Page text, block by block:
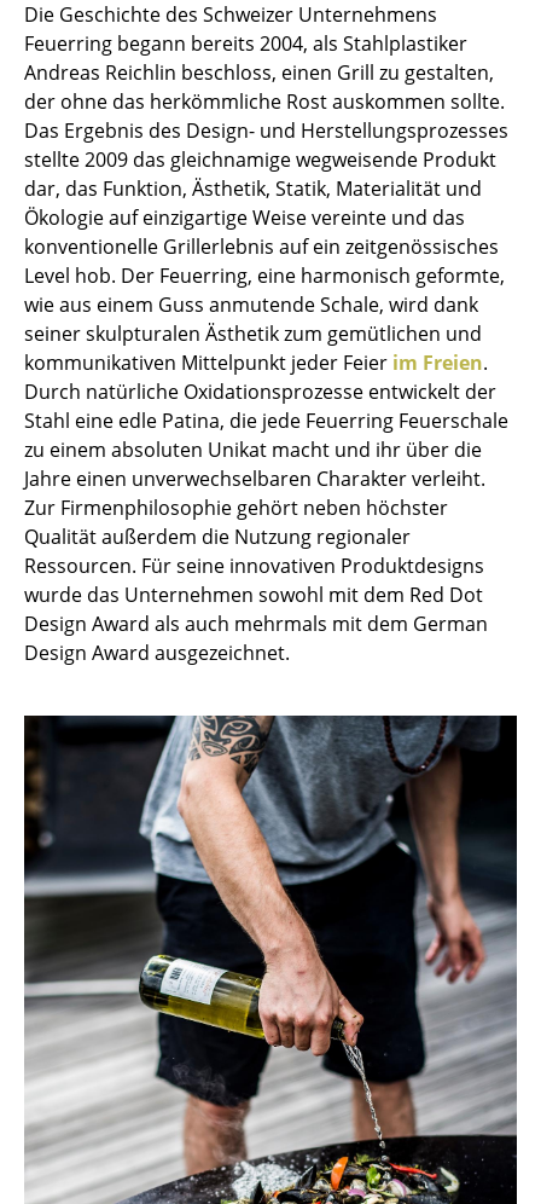
Einzelteile
... alle Sitzmöbel
Tische
Esstische
Beistelltische
Couchtische
Schreibtische
Sekretäre & PC-Tische
Konferenztische
Stehtische & Stehpulte
Kindertische
Gartentische
Servierwagen
... alle Tische
Aufbewahren
Regale & Schränke
Bücherregale
Wandregale
Sideboards & Kommoden
TV Möbel
Beistell- & Rollcontainer
Barmöbel
Garderoben
Die Geschichte des Schweizer Unternehmens
Feuerring begann bereits 2004, als Stahlplastiker
Andreas Reichlin beschloss, einen Grill zu gestalten,
der ohne das herkömmliche Rost auskommen sollte.
Das Ergebnis des Design- und Herstellungsprozesses
stellte 2009 das gleichnamige wegweisende Produkt
dar, das Funktion, Ästhetik, Statik, Materialität und
Ökologie auf einzigartige Weise vereinte und das
konventionelle Grillerlebnis auf ein zeitgenössisches
Level hob. Der Feuerring, eine harmonisch geformte,
wie aus einem Guss anmutende Schale, wird dank
seiner skulpturalen Ästhetik zum gemütlichen und
kommunikativen Mittelpunkt jeder Feier im Freien.
Durch natürliche Oxidationsprozesse entwickelt der
Stahl eine edle Patina, die jede Feuerring Feuerschale
zu einem absoluten Unikat macht und ihr über die
Jahre einen unverwechselbaren Charakter verleiht.
Zur Firmenphilosophie gehört neben höchster
Qualität außerdem die Nutzung regionaler
Ressourcen. Für seine innovativen Produktdesigns
wurde das Unternehmen sowohl mit dem Red Dot
Design Award als auch mehrmals mit dem German
Design Award ausgezeichnet.